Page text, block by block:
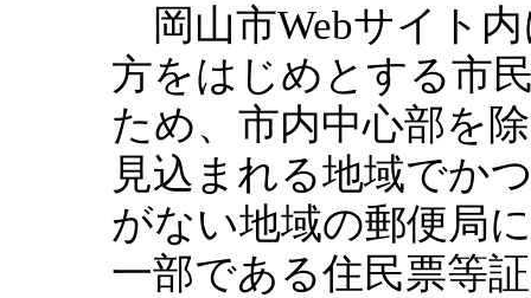
岡山市Webサイト
方をはじめとする市
ため、市内中心部を
見込まれる地域でか
がない地域の郵便局
一部である住民票等